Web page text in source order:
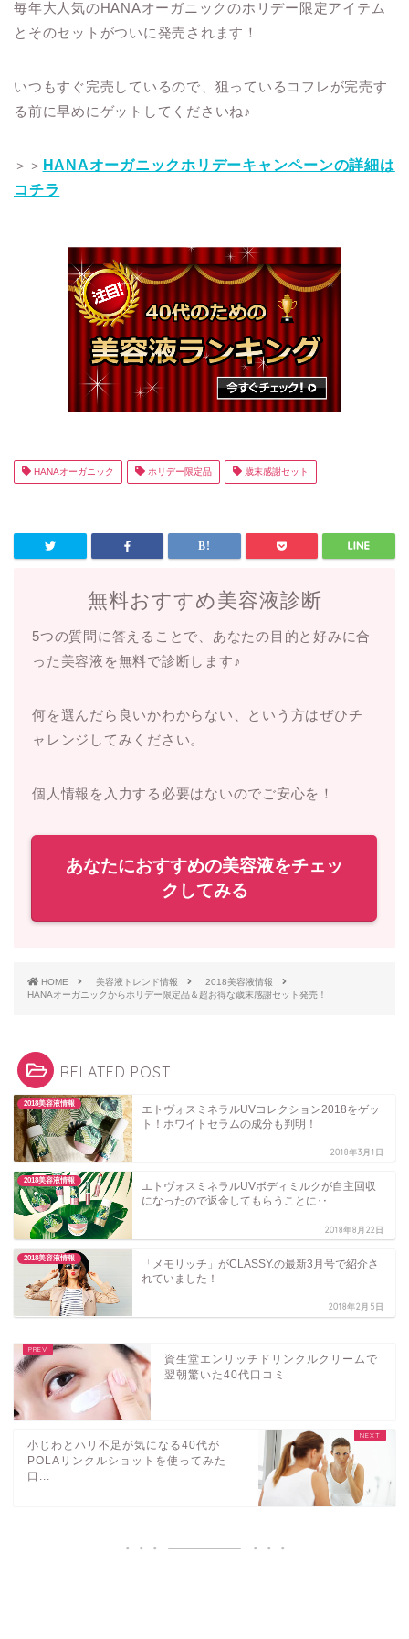
毎年大人気のHANAオーガニックのホリデー限定アイテム
とそのセットがついに発売されます！
いつもすぐ完売しているので、狙っているコフレが完売す
る前に早めにゲットしてくださいね♪
＞＞ HANAオーガニックホリデーキャンペーンの詳細は
コチラ
HANAオーガニック ホリデー限定品 歳末感謝セット
無料おすすめ美容液診断
5つの質問に答えることで、あなたの目的と好みに合
った美容液を無料で診断します♪
何を選んだら良いかわからない、という方はぜひチ
ャレンジしてみください。
個人情報を入力する必要はないのでご安心を！
あなたにおすすめの美容液をチェッ
クしてみる
HOME 美容液トレンド情報
2018美容液情報
HANAオーガニックからホリデー限定品＆超お得な歳末感謝セット発売！
RELATED POST
2018美容液情報
エトヴォスミネラルUVコレクション2018をゲッ
ト！ホワイトセラムの成分も判明！
2018年3月1日
2018美容液情報
エトヴォスミネラルUVボディミルクが自主回収
になったので返金してもらうことに‥
2018年8月22日
2018美容液情報
「メモリッチ」がCLASSY.の最新3月号で紹介さ
れていました！
2018年2月5日
資生堂エンリッチドリンクルクリームで
翌朝驚いた40代口コミ
小じわとハリ不足が気になる40代が
POLAリンクルショットを使ってみた
口...